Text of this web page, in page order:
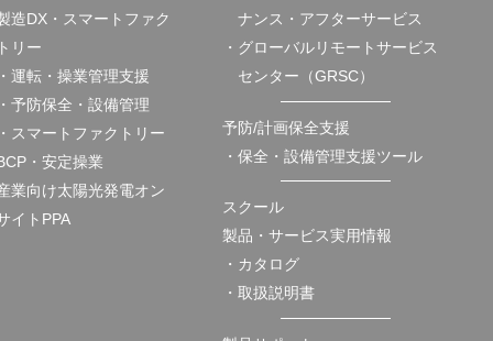
造DX・スマートファク
リー
運転・操業管理支援
予防保全・設備管理
スマートファクトリー
・安定操業
業向け太陽光発電オン
イトPPA
ナンス・アフターサービス
・グローバルリモートサービス
センター（GRSC）
予防/計画保全支援
・保全・設備管理支援ツール
スクール
製品・サービス実用情報
・カタログ
・取扱説明書